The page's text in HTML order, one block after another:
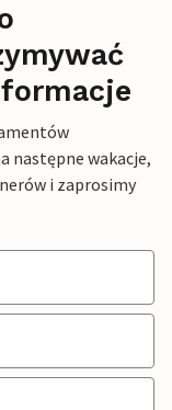
następne wakacje,
i zaprosimy